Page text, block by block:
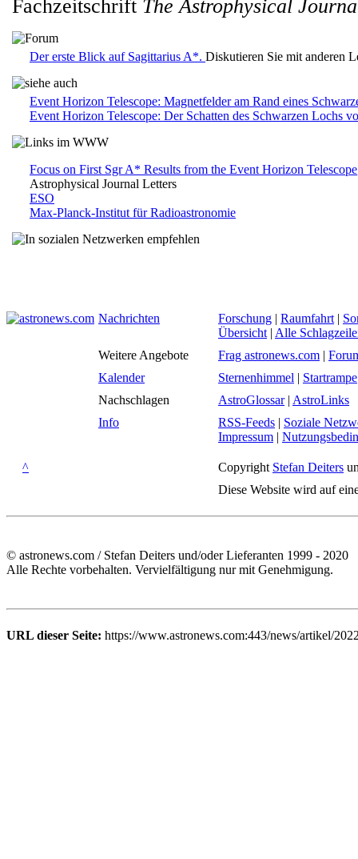
Fachzeitschrift The Astrophysical
Der erste Blick auf Sagittarius A*. Diskutieren Sie mit anderen
Event Horizon Telescope: Magnetfelder am Rand eines
Event Horizon Telescope: Der Schatten des Schwarzen Lochs
Focus on First Sgr A* Results from the Event Horizon Telescope
Astrophysical Journal Letters
ESO
Max-Planck-Institut für Radioastronomie
Nachrichten Forschung | Raumfahrt |
Übersicht | Alle
Weitere Angebote
Frag astronews.com |
Kalender
Sternenhimmel | Startrampe
Nachschlagen
AstroGlossar| AstroLinks
Info
RSS-Feeds | Soziale
Impressum |
^ Copyright Stefan Deiters
Diese Website wird auf
© astronews.com / Stefan Deiters und/oder Lieferanten 1999 - 2020
Alle Rechte vorbehalten. Vervielfältigung nur mit Genehmigung.
URL dieser Seite: https://www.astronews.com:443/news/artikel/